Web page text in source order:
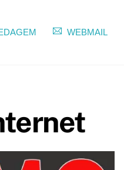
WEBMAIL